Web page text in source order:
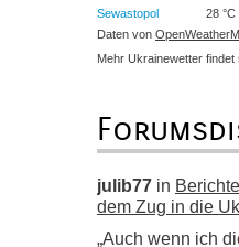
Sewastopol 28 °C
Daten von
Mehr Ukrainewetter findet
julib77 in
dem Zug in die
„Auch wenn ich